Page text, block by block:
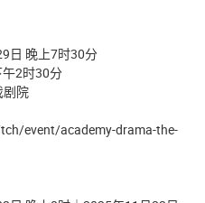
日 晚上7时30分
时30分
剧院
event/academy-drama-the-